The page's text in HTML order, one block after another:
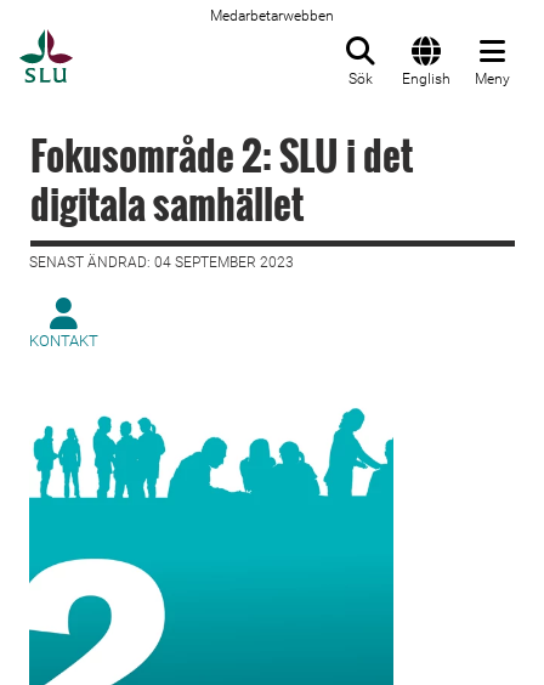
Medarbetarwebben
Sök English Meny
Fokusområde 2: SLU i det
digitala samhället
SENAST ÄNDRAD: 04 SEPTEMBER 2023
KONTAKT